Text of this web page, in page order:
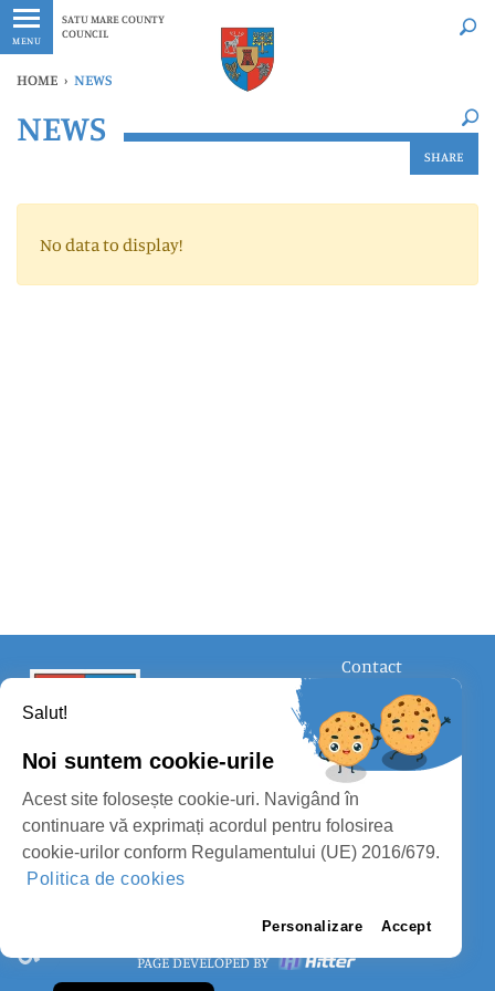
MENU
SATU MARE COUNTY
COUNCIL
Latest
HOME › NEWS
×
NEWS
SHARE
No data to display!
PAGE DEVELOPED BY
SATU MARE COUNTY COUNCIL
Contact
FOLLOW US
Salut!
Noi suntem cookie-urile
Acest site folosește cookie-uri. Navigând în
continuare vă exprimați acordul pentru folosirea
cookie-urilor conform Regulamentului (UE) 2016/679.
Politica de cookies
Personalizare Accept